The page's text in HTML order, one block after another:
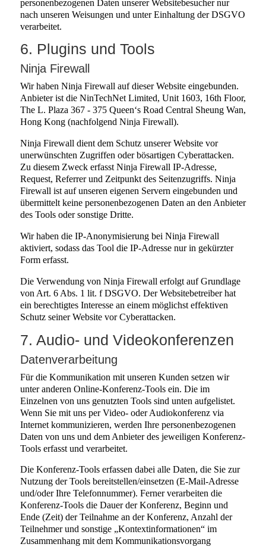
personenbezogenen Daten unserer Websitebesucher nur
nach unseren Weisungen und unter Einhaltung der DSGVO
verarbeitet.
6. Plugins und Tools
Ninja Firewall
Wir haben Ninja Firewall auf dieser Website eingebunden.
Anbieter ist die NinTechNet Limited, Unit 1603, 16th Floor,
The L. Plaza 367 - 375 Queen‘s Road Central Sheung Wan,
Hong Kong (nachfolgend Ninja Firewall).
Ninja Firewall dient dem Schutz unserer Website vor
unerwünschten Zugriffen oder bösartigen Cyberattacken.
Zu diesem Zweck erfasst Ninja Firewall IP-Adresse,
Request, Referrer und Zeitpunkt des Seitenzugriffs. Ninja
Firewall ist auf unseren eigenen Servern eingebunden und
übermittelt keine personenbezogenen Daten an den Anbieter
des Tools oder sonstige Dritte.
Wir haben die IP-Anonymisierung bei Ninja Firewall
aktiviert, sodass das Tool die IP-Adresse nur in gekürzter
Form erfasst.
Die Verwendung von Ninja Firewall erfolgt auf Grundlage
von Art. 6 Abs. 1 lit. f DSGVO. Der Websitebetreiber hat
ein berechtigtes Interesse an einem möglichst effektiven
Schutz seiner Website vor Cyberattacken.
7. Audio- und Videokonferenzen
Datenverarbeitung
Für die Kommunikation mit unseren Kunden setzen wir
unter anderen Online-Konferenz-Tools ein. Die im
Einzelnen von uns genutzten Tools sind unten aufgelistet.
Wenn Sie mit uns per Video- oder Audiokonferenz via
Internet kommunizieren, werden Ihre personenbezogenen
Daten von uns und dem Anbieter des jeweiligen Konferenz-
Tools erfasst und verarbeitet.
Die Konferenz-Tools erfassen dabei alle Daten, die Sie zur
Nutzung der Tools bereitstellen/einsetzen (E-Mail-Adresse
und/oder Ihre Telefonnummer). Ferner verarbeiten die
Konferenz-Tools die Dauer der Konferenz, Beginn und
Ende (Zeit) der Teilnahme an der Konferenz, Anzahl der
Teilnehmer und sonstige „Kontextinformationen“ im
Zusammenhang mit dem Kommunikationsvorgang